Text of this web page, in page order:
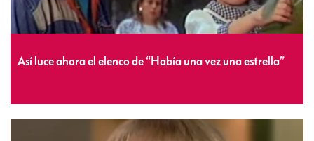
Así luce ahora el elenco de “Había una vez una estrella”